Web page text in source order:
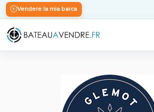
Vendere la mia barca